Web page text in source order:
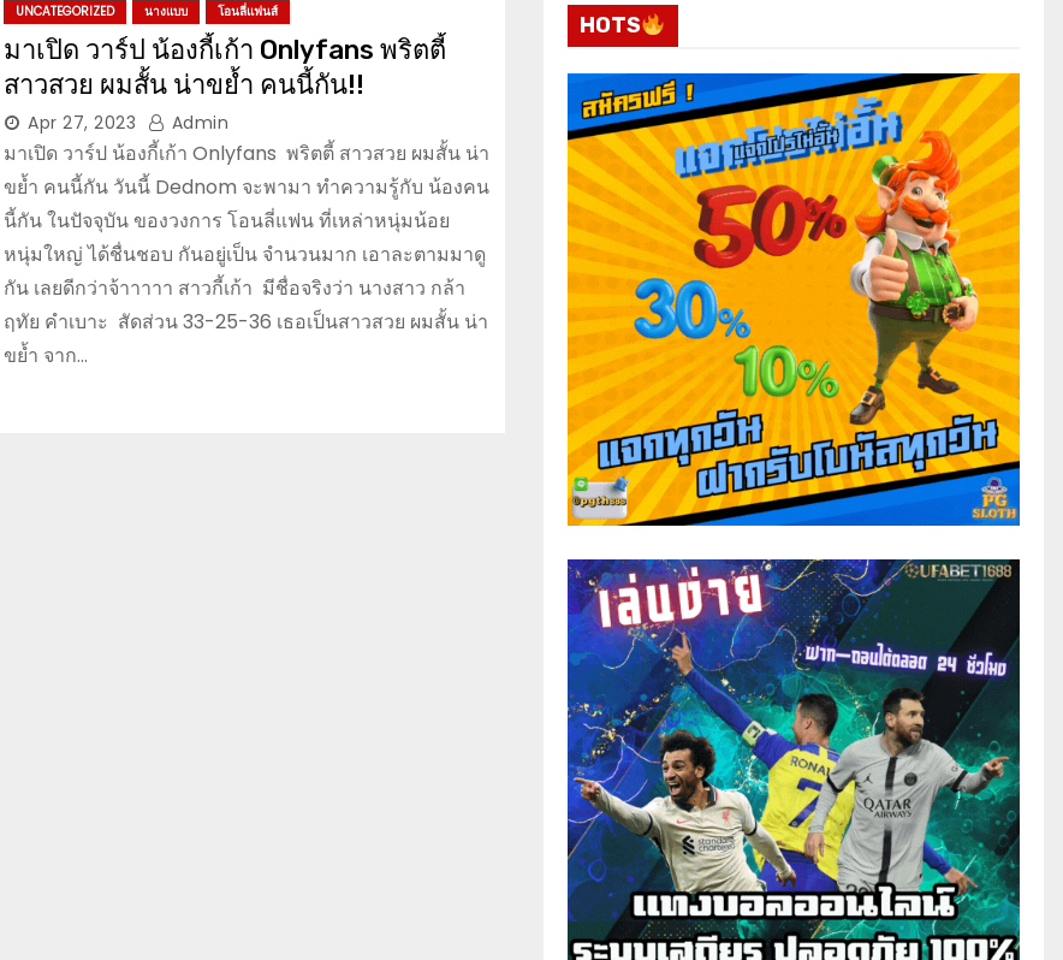
UNCATEGORIZED นางแบบ โอนลี่แฟนส์
มาเปิด วาร์ป น้องกี้เก้า Onlyfans พริตตี้
สาวสวย ผมสั้น น่าขย้ำ คนนี้กัน!!
Apr 27, 2023 Admin
มาเปิด วาร์ป น้องกี้เก้า Onlyfans พริตตี้ สาวสวย ผมสั้น น่า
ขย้ำ คนนี้กัน วันนี้ Dednom จะพามา ทำความรู้กับ น้องคน
นี้กัน ในปัจจุบัน ของวงการ โอนลี่แฟน ที่เหล่าหนุ่มน้อย
หนุ่มใหญ่ ได้ชื่นชอบ กันอยู่เป็น จำนวนมาก เอาละตามมาดู
กัน เลยดีกว่าจ้าาาาา สาวกี้เก้า มีชื่อจริงว่า นางสาว กล้า
ฤทัย คำเบาะ สัดส่วน 33-25-36 เธอเป็นสาวสวย ผมสั้น น่า
ขย้ำ จาก…
HOTS